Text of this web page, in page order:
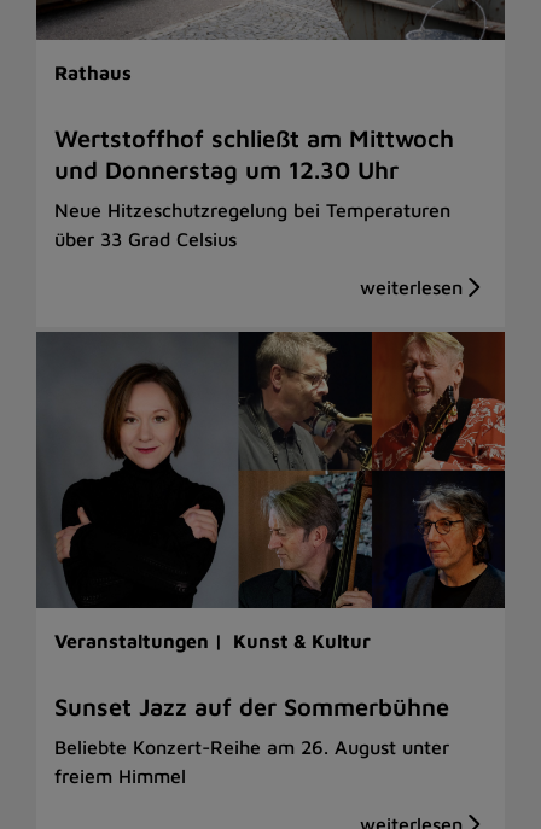
Rathaus
Wertstoffhof schließt am Mittwoch
und Donnerstag um 12.30 Uhr
Neue Hitzeschutzregelung bei Temperaturen
über 33 Grad Celsius
Veranstaltungen | Kunst & Kultur
Sunset Jazz auf der Sommerbühne
Beliebte Konzert-Reihe am 26. August unter
freiem Himmel